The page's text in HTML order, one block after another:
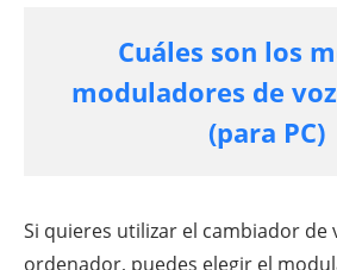
Cuáles son los
moduladores de
(para PC)
Si quieres utilizar el cambiador de
ordenador, puedes elegir el